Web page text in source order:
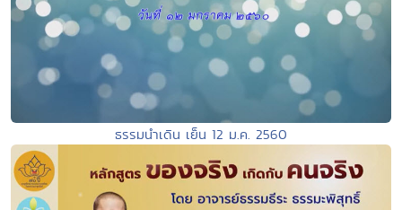
ธรรมนำเดิน เย็น 12 ม.ค. 2560